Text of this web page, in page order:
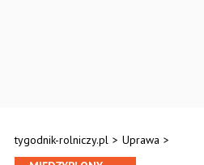
tygodnik-rolniczy.pl > Uprawa >